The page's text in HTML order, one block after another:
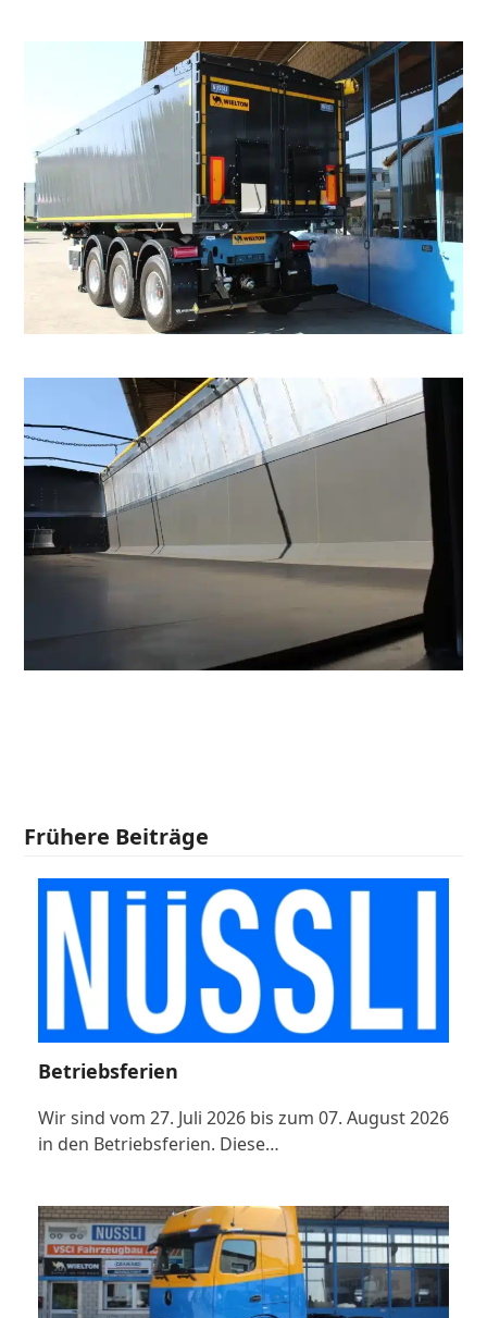
Frühere Beiträge
Betriebsferien
Wir sind vom 27. Juli 2026 bis zum 07. August 2026
in den Betriebsferien. Diese…